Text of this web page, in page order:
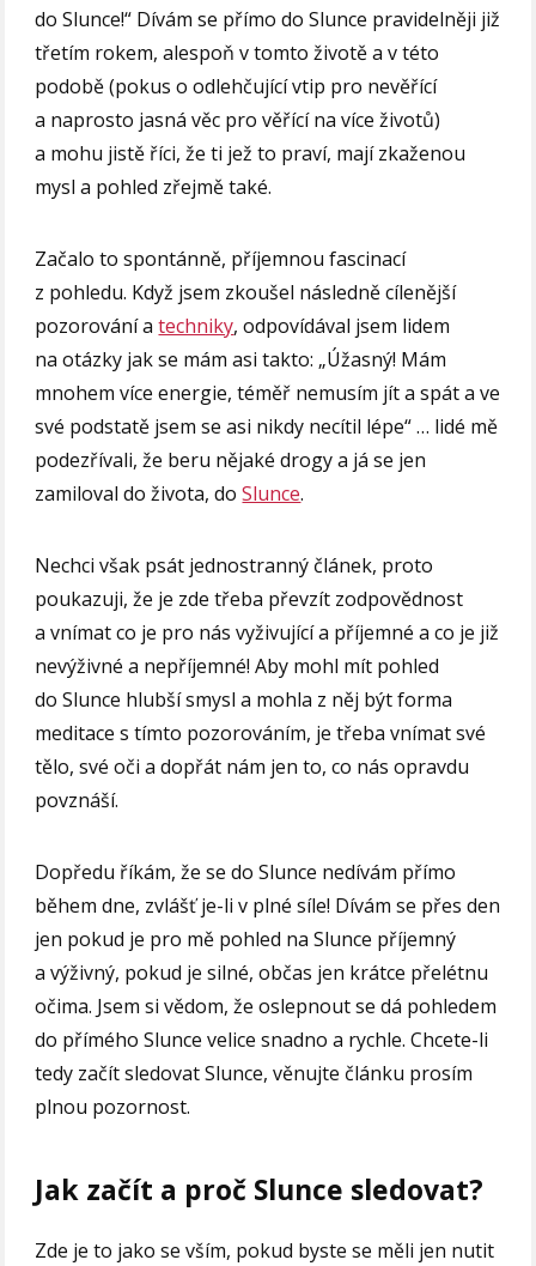
do Slunce!“ Dívám se přímo do Slunce pravidelněji již
třetím rokem, alespoň v tomto životě a v této
podobě (pokus o odlehčující vtip pro nevěřící
a naprosto jasná věc pro věřící na více životů)
a mohu jistě říci, že ti jež to praví, mají zkaženou
mysl a pohled zřejmě také.
Začalo to spontánně, příjemnou fascinací
z pohledu. Když jsem zkoušel následně cílenější
pozorování atechniky, odpovídával jsem lidem
na otázky jak se mám asi takto: „Úžasný! Mám
mnohem více energie, téměř nemusím jít a spát a ve
své podstatě jsem se asi nikdy necítil lépe“ … lidé mě
podezřívali, že beru nějaké drogy a já se jen
zamiloval do života, doSlunce.
Nechci však psát jednostranný článek, proto
poukazuji, že je zde třeba převzít zodpovědnost
a vnímat co je pro nás vyživující a příjemné a co je již
nevýživné a nepříjemné! Aby mohl mít pohled
do Slunce hlubší smysl a mohla z něj být forma
meditace s tímto pozorováním, je třeba vnímat své
tělo, své oči a dopřát nám jen to, co nás opravdu
povznáší.
Dopředu říkám, že se do Slunce nedívám přímo
během dne, zvlášť je-li v plné síle! Dívám se přes den
jen pokud je pro mě pohled na Slunce příjemný
a výživný, pokud je silné, občas jen krátce přelétnu
očima. Jsem si vědom, že oslepnout se dá pohledem
do přímého Slunce velice snadno a rychle. Chcete-li
tedy začít sledovat Slunce, věnujte článku prosím
plnou pozornost.
Jak začít a proč Slunce sledovat?
Zde je to jako se vším, pokud byste se měli jen nutit